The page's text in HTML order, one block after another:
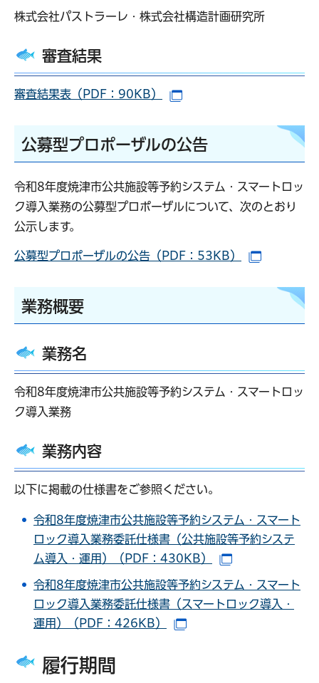
株式会社パストラーレ・株式会社構造計画研究所
審査結果
審査結果表（PDF：90KB）
公募型プロポーザルの公告
令和8年度焼津市公共施設等予約システム・スマートロッ
ク導入業務の公募型プロポーザルについて、次のとおり
公示します。
公募型プロポーザルの公告（PDF：53KB）
業務概要
業務名
令和8年度焼津市公共施設等予約システム・スマートロッ
ク導入業務
業務内容
以下に掲載の仕様書をご参照ください。
令和8年度焼津市公共施設等予約システム・スマート
ロック導入業務委託仕様書（公共施設等予約システ
ム導入・運用）（PDF：430KB）
令和8年度焼津市公共施設等予約システム・スマート
ロック導入業務委託仕様書（スマートロック導入・
運用）（PDF：426KB）
履行期間